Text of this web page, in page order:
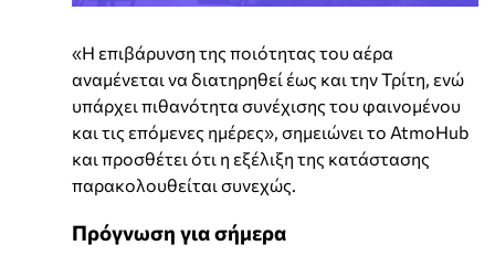
«Η επιβάρυνση της ποιότητας του αέρα
αναμένεται να διατηρηθεί έως και την Τρίτη, ενώ
υπάρχει πιθανότητα συνέχισης του φαινομένου
και τις επόμενες ημέρες», σημειώνει το AtmoHub
και προσθέτει ότι η εξέλιξη της κατάστασης
παρακολουθείται συνεχώς.
Πρόγνωση για σήμερα